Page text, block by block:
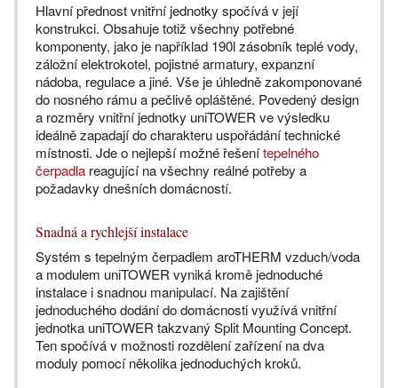
Hlavní přednost vnitřní jednotky spočívá v její
konstrukci. Obsahuje totiž všechny potřebné
komponenty, jako je například 190l zásobník teplé vody,
záložní elektrokotel, pojistné armatury, expanzní
nádoba, regulace a jiné. Vše je úhledně zakomponované
do nosného rámu a pečlivě opláštěné. Povedený design
a rozměry vnitřní jednotky uniTOWER ve výsledku
ideálně zapadají do charakteru uspořádání technické
místnosti. Jde o nejlepší možné řešenítepelného
čerpadla reagující na všechny reálné potřeby a
požadavky dnešních domácností.
Snadná a rychlejší instalace
Systém s tepelným čerpadlem aroTHERM vzduch/voda
a modulem uniTOWER vyniká kromě jednoduché
instalace i snadnou manipulací. Na zajištění
jednoduchého dodání do domácnosti využívá vnitřní
jednotka uniTOWER takzvaný Split Mounting Concept.
Ten spočívá v možnosti rozdělení zařízení na dva
moduly pomocí několika jednoduchých kroků.